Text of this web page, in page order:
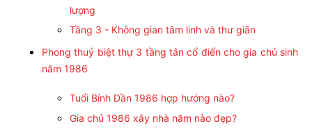
lượng
Tầng 3 - Không gian tâm linh và thư giãn
Phong thuỷ biệt thự 3 tầng tân cổ điển cho gia chủ sinh
năm 1986
Tuổi Bính Dần 1986 hợp hướng nào?
Gia chủ 1986 xây nhà năm nào đẹp?